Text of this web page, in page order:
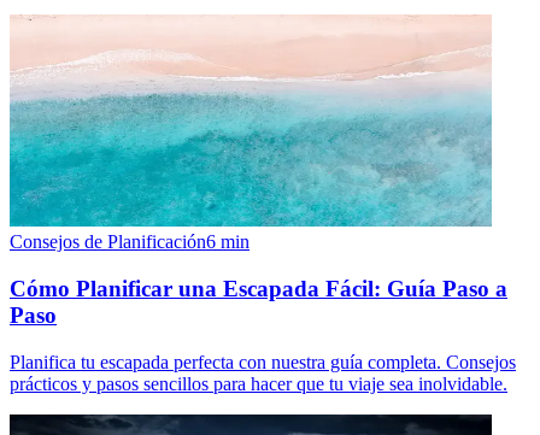
Consejos de Planificación6 min
Cómo Planificar una Escapada Fácil: Guía Paso a
Paso
Planifica tu escapada perfecta con nuestra guía completa. Consejos
prácticos y pasos sencillos para hacer que tu viaje sea inolvidable.